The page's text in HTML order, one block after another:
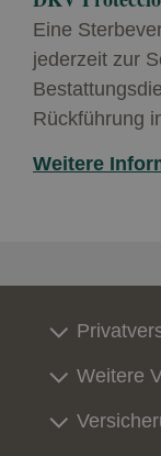
Eine
jederzeit zur
Rückführung
Weitere
Weitere